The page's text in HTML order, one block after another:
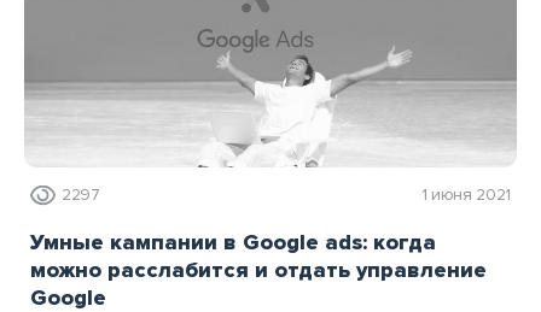
2297 1 июня 2021
Умные кампании в Google ads: когда
можно расслабится и отдать управление
Google